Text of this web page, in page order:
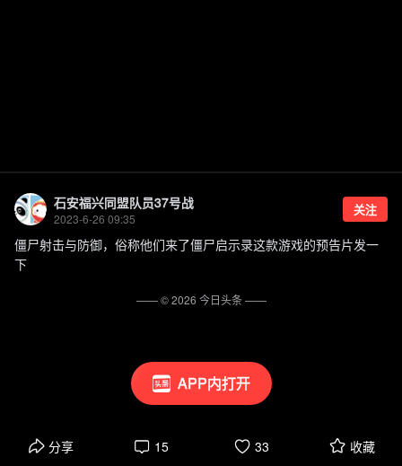
APP内打开
石安福兴同盟队员37号战
2023-6-26 09:35
关注
僵尸射击与防御，俗称他们来了僵尸启示录这款游戏的预告片发一
下
分享 15 33 收藏
—— ©2026 今日头条——